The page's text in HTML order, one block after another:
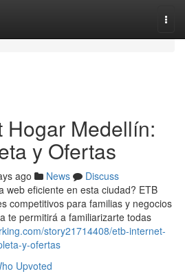
Hogar Medellín:
y Ofertas
ago News
Discuss
web eficiente en esta ciudad? ETB
competitivos para familias y negocios
te permitirá a familiarizarte todas
story21714408/etb-internet-
y-ofertas
Upvoted